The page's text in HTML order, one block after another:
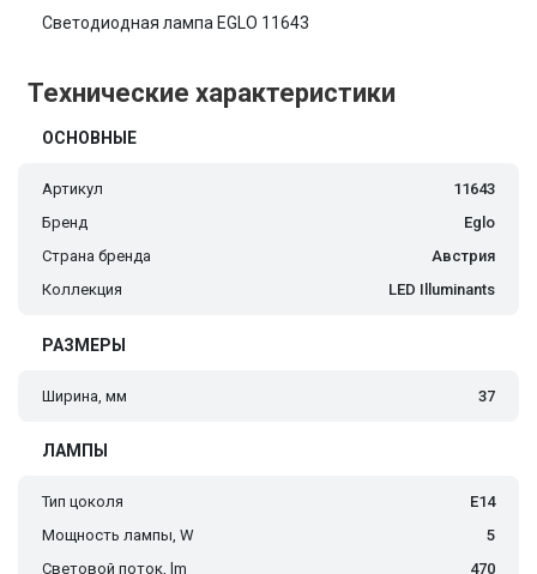
Светодиодная лампа EGLO 11643
Технические характеристики
ОСНОВНЫЕ
Артикул
11643
Бренд
Eglo
Страна бренда
Австрия
Коллекция
LED Illuminants
РАЗМЕРЫ
Ширина, мм 37
ЛАМПЫ
Тип цоколя
E14
Мощность лампы, W
5
Световой поток, lm
470